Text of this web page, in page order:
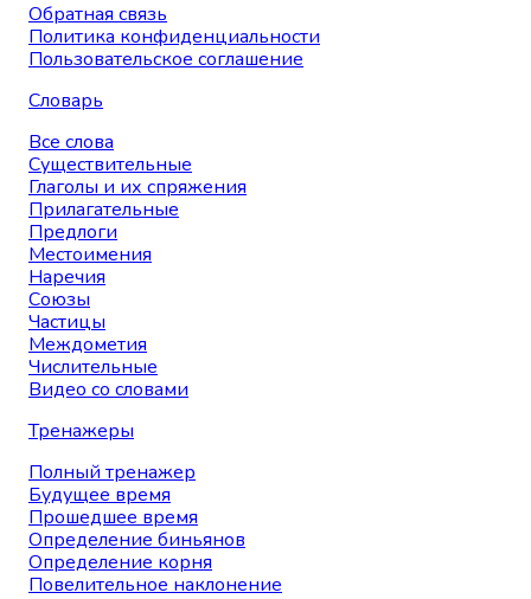
Обратная связь
Политика конфиденциальности
Пользовательское соглашение
Словарь
Все слова
Существительные
Глаголы и их спряжения
Прилагательные
Предлоги
Местоимения
Наречия
Союзы
Частицы
Междометия
Числительные
Видео со словами
Тренажеры
Полный тренажер
Будущее время
Прошедшее время
Определение биньянов
Определение корня
Повелительное наклонение